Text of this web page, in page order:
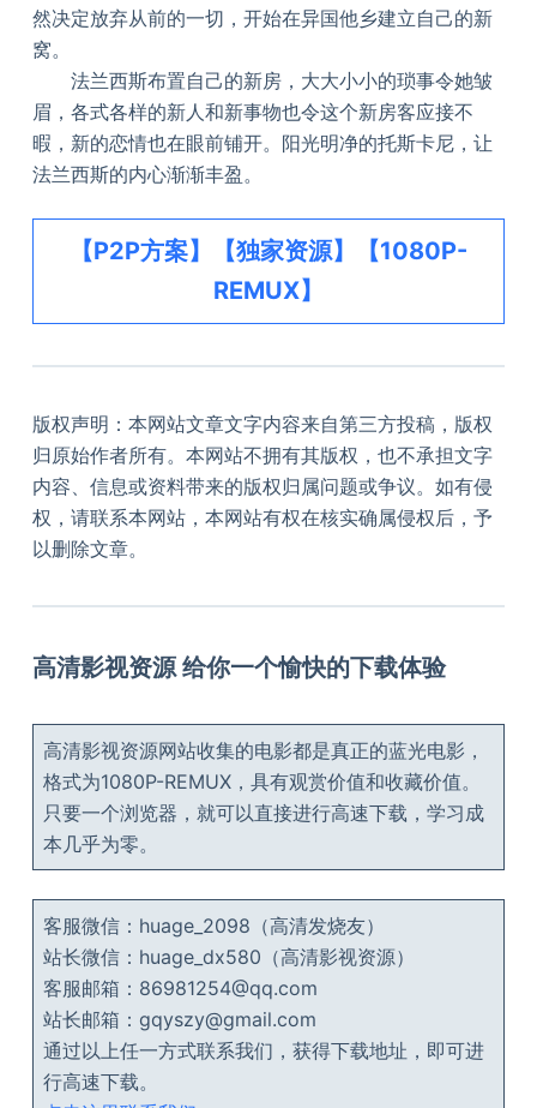
然决定放弃从前的一切，开始在异国他乡建立自己的新
窝。
法兰西斯布置自己的新房，大大小小的琐事令她皱
眉，各式各样的新人和新事物也令这个新房客应接不
暇，新的恋情也在眼前铺开。阳光明净的托斯卡尼，让
法兰西斯的内心渐渐丰盈。
【P2P方案】【独家资源】【1080P-
REMUX】
版权声明：本网站文章文字内容来自第三方投稿，版权
归原始作者所有。本网站不拥有其版权，也不承担文字
内容、信息或资料带来的版权归属问题或争议。如有侵
权，请联系本网站，本网站有权在核实确属侵权后，予
以删除文章。
高清影视资源 给你一个愉快的下载体验
高清影视资源网站收集的电影都是真正的蓝光电影，
格式为1080P-REMUX，具有观赏价值和收藏价值。
只要一个浏览器，就可以直接进行高速下载，学习成
本几乎为零。
客服微信：huage_2098（高清发烧友）
站长微信：huage_dx580（高清影视资源）
客服邮箱：86981254@qq.com
站长邮箱：gqyszy@gmail.com
通过以上任一方式联系我们，获得下载地址，即可进
行高速下载。